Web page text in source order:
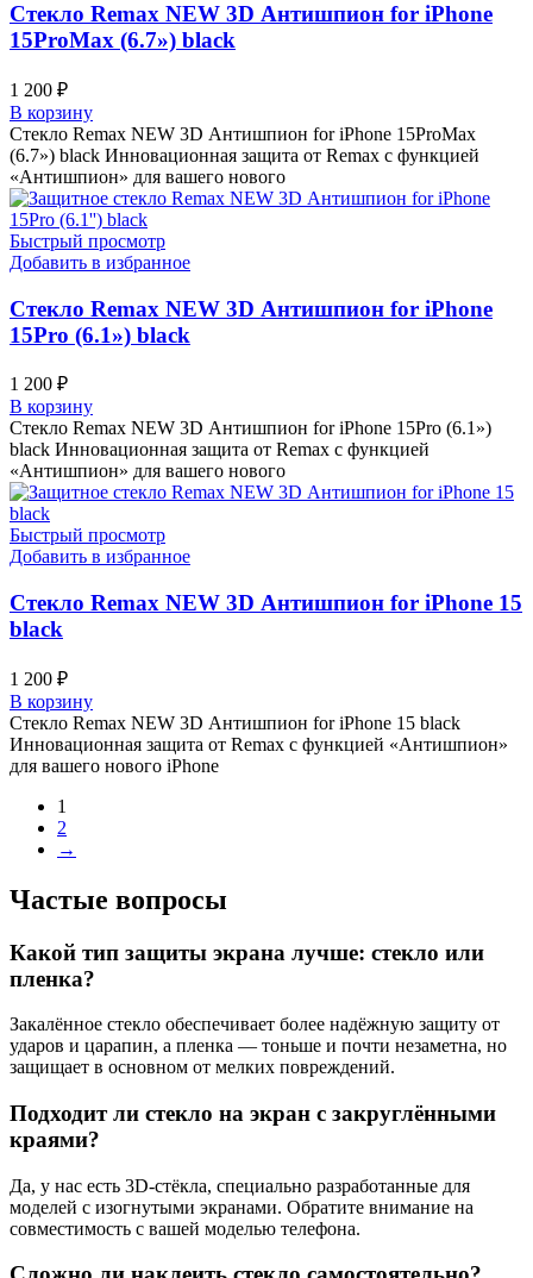
Стекло Remax NEW 3D Антишпион for iPhone
15ProMax (6.7») black
1 200 ₽
В корзину
Стекло Remax NEW 3D Антишпион for iPhone 15ProMax
(6.7») black Инновационная защита от Remax с функцией
«Антишпион» для вашего нового
Быстрый просмотр
Добавить в избранное
Стекло Remax NEW 3D Антишпион for iPhone
15Pro (6.1») black
1 200 ₽
В корзину
Стекло Remax NEW 3D Антишпион for iPhone 15Pro (6.1»)
black Инновационная защита от Remax с функцией
«Антишпион» для вашего нового
Быстрый просмотр
Добавить в избранное
Стекло Remax NEW 3D Антишпион for iPhone 15
black
1 200 ₽
В корзину
Стекло Remax NEW 3D Антишпион for iPhone 15 black
Инновационная защита от Remax с функцией «Антишпион»
для вашего нового iPhone
1
2
→
Частые вопросы
Какой тип защиты экрана лучше: стекло или
пленка?
Закалённое стекло обеспечивает более надёжную защиту от
ударов и царапин, а пленка — тоньше и почти незаметна, но
защищает в основном от мелких повреждений.
Подходит ли стекло на экран с закруглёнными
краями?
Да, у нас есть 3D-стёкла, специально разработанные для
моделей с изогнутыми экранами. Обратите внимание на
совместимость с вашей моделью телефона.